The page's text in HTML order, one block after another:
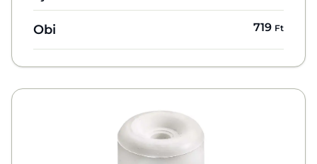
Obi 719 Ft